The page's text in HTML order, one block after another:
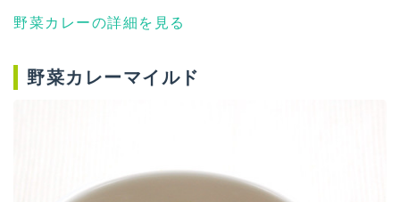
野菜カレーの詳細を見る
野菜カレーマイルド